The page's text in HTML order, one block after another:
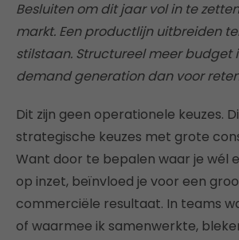
Besluiten om dit jaar vol in te
markt. Een productlijn uitbreiden
stilstaan. Structureel meer budget
demand generation dan voor
Dit zijn geen operationele keuzes.
strategische keuzes met grote
Want door te bepalen waar je wél
op inzet, beïnvloed je voor een
commerciële resultaat. In teams
of waarmee ik samenwerkte,